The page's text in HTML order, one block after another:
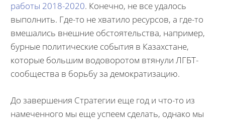
работы 2018-2020. Конечно, не все удалось
выполнить. Где-то не хватило ресурсов, а где-то
вмешались внешние обстоятельства, например,
бурные политические события в Казахстане,
которые большим водоворотом втянули ЛГБТ-
сообщества в борьбу за демократизацию.
До завершения Стратегии еще год и что-то из
намеченного мы еще успеем сделать, однако мы